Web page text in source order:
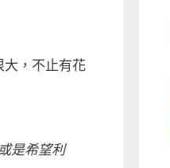
大，不止有花
是希望利